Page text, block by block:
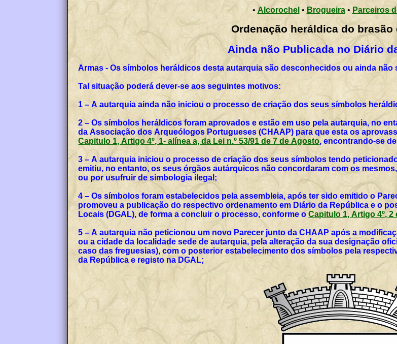
• Alcorochel • Brogueira•
Ordenação heráldica do brasão
Ainda não Publicada no Diário
Armas - Os símbolos heráldicos desta autarquia são desconhecidos ou ainda não
Tal situação poderá dever-se aos seguintes motivos:
1 – A autarquia ainda não iniciou o processo de criação dos seus símbolos
2 – Os símbolos heráldicos foram aprovados e estão em uso pela autarquia, no
da Associação dos Arqueólogos Portugueses (CHAAP) para que esta os
Capitulo 1, Artigo 4º, 1- alínea a, da Lei n.º 53/91 de 7 de Agosto, encontrando-se
3 – A autarquia iniciou o processo de criação dos seus símbolos tendo
emitiu, no entanto, os seus órgãos autárquicos não concordaram com os
ou por usufruir de simbologia ilegal;
4 – Os símbolos foram estabelecidos pela assembleia, após ter sido emitido o
promoveu a publicação do respectivo ordenamento em Diário da República e o
Locais (DGAL), de forma a concluir o processo, conforme oCapitulo 1, Artigo 4º, 2
5 – A autarquia não peticionou um novo Parecer junto da CHAAP após a
ou a cidade da localidade sede de autarquia, pela alteração da sua designação
caso das freguesias), com o posterior estabelecimento dos símbolos pela
da República e registo na DGAL;